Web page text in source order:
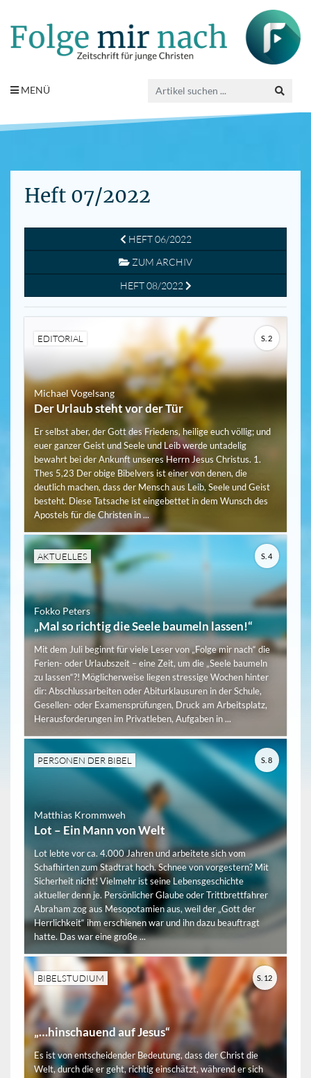
MENÜ
Heft 07/2022
HEFT 06/2022
ZUM ARCHIV
HEFT 08/2022
EDITORIAL
Michael Vogelsang
Der Urlaub steht vor der Tür
Er selbst aber, der Gott des Friedens, heilige euch völlig; und
euer ganzer Geist und Seele und Leib werde untadelig
bewahrt bei der Ankunft unseres Herrn Jesus Christus. 1.
Thes 5,23 Der obige Bibelvers ist einer von denen, die
deutlich machen, dass der Mensch aus Leib, Seele und Geist
besteht. Diese Tatsache ist eingebettet in dem Wunsch des
Apostels für die Christen in ...
S. 2
AKTUELLES
Fokko Peters
„Mal so richtig die Seele baumeln lassen!“
Mit dem Juli beginnt für viele Leser von „Folge mir nach“ die
Ferien- oder Urlaubszeit – eine Zeit, um die „Seele baumeln
zu lassen“?! Möglicherweise liegen stressige Wochen hinter
dir: Abschlussarbeiten oder Abiturklausuren in der Schule,
Gesellen- oder Examensprüfungen, Druck am Arbeitsplatz,
Herausforderungen im Privatleben, Aufgaben in ...
S. 4
PERSONEN DER BIBEL
Matthias Krommweh
Lot – Ein Mann von Welt
Lot lebte vor ca. 4.000 Jahren und arbeitete sich vom
Schafhirten zum Stadtrat hoch. Schnee von vorgestern? Mit
Sicherheit nicht! Vielmehr ist seine Lebensgeschichte
aktueller denn je. Persönlicher Glaube oder Trittbrettfahrer
Abraham zog aus Mesopotamien aus, weil der „Gott der
Herrlichkeit“ ihm erschienen war und ihn dazu beauftragt
hatte. Das war eine große ...
S. 8
BIBELSTUDIUM
„…hinschauend auf Jesus“
Es ist von entscheidender Bedeutung, dass der Christ die
Welt, durch die er geht, richtig einschätzt, während er sich
S. 12